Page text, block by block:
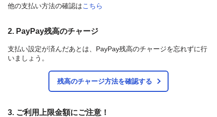
他の支払い方法の確認はこちら
2. PayPay残高のチャージ
支払い設定が済んだあとは、PayPay残高のチャージを忘れずに行
いましょう。
残高のチャージ方法を確認する
3. ご利用上限金額にご注意！